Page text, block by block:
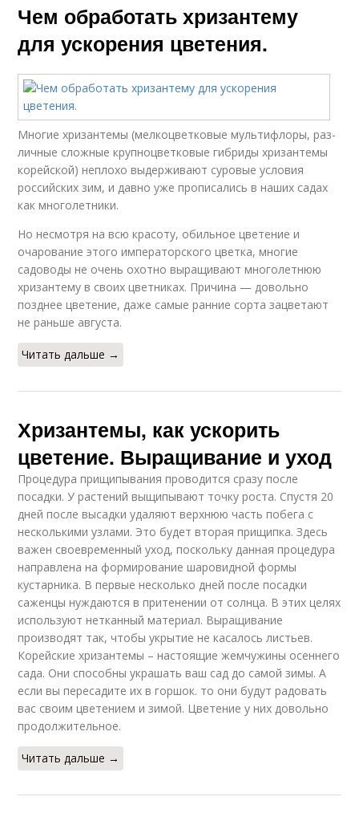
Чем обработать хризантему
для ускорения цветения.
Многие хризантемы (мелко­цветковые мультифлоры, раз­
личные сложные крупноцвет­ковые гибриды хризантемы
ко­рейской) неплохо выдержива­ют суровые условия
российских зим, и давно уже прописались в на­ших садах
как многолетники.
Но несмотря на всю красоту, обиль­ное цветение и
очарование это­го императорского цветка, мно­гие
садоводы не очень охотно выращивают многолетнюю
хри­зантему в своих цветниках. При­чина — довольно
позднее цветение, даже самые ранние сорта зацветают
не раньше авгу­ста.
Читать дальше →
Хризантемы, как ускорить
цветение. Выращивание и уход
Процедура прищипывания проводится сразу после
посадки. У растений выщипывают точку роста. Спустя 20
дней после высадки удаляют верхнюю часть побега с
несколькими узлами. Это будет вторая прищипка. Здесь
важен своевременный уход, поскольку данная процедура
направлена на формирование шаровидной формы
кустарника. В первые несколько дней после посадки
саженцы нуждаются в притенении от солнца. В этих целях
используют нетканный материал. Выращивание
производят так, чтобы укрытие не касалось листьев.
Корейские хризантемы – настоящие жемчужины осеннего
сада. Они способны украшать ваш сад до самой зимы. А
если вы пересадите их в горшок. то они будут радовать
вас своим цветением и зимой. Цветение у них довольно
продолжительное.
Читать дальше →